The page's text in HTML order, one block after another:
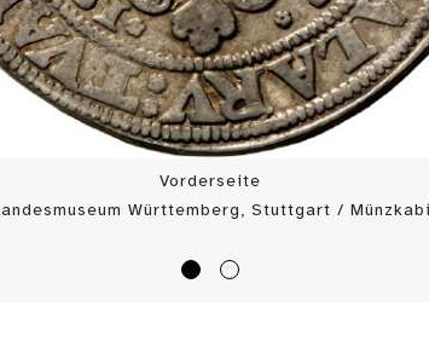
Vorderseite
Württemberg, Stuttgart /